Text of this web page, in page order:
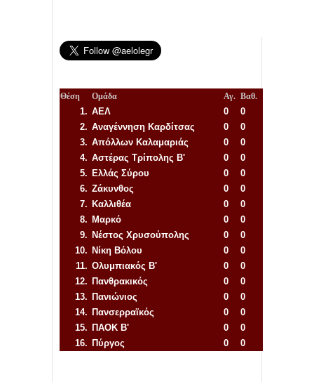
Θέση Ομάδα Αγ. Βαθ.
1. ΑΕΛ 0
0
2. Αναγέννηση Καρδίτσας 0
0
3. Απόλλων Καλαμαριάς 0
0
4. Αστέρας Τρίπολης Β' 0
0
5. Ελλάς Σύρου 0
0
6. Ζάκυνθος 0
0
7. Καλλιθέα 0
0
8. Μαρκό 0
0
9. Νέστος Χρυσούπολης 0
0
10. Νίκη Βόλου 0
0
11. Ολυμπιακός Β' 0
0
12. Πανθρακικός 0
0
13. Πανιώνιος 0
0
14. Πανσερραϊκός 0
0
15. ΠΑΟΚ Β' 0
0
16. Πύργος 0
0